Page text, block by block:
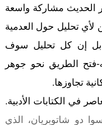
الحديث مشاركة واسعة
لأي تحليل حول العدمية
بل إن كل تحليل سوف
-فتح الطريق نحو جوهر
تجاوزها.
في الكتابات الأدبية.
دو شاتوبريان، الذي